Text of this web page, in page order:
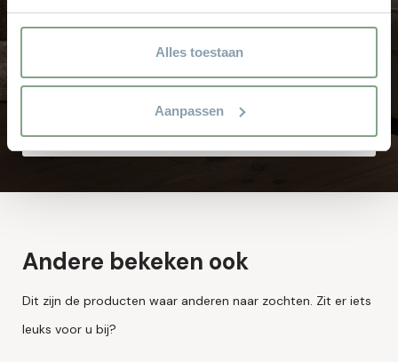
Voor meer informatie en het aanpassen van uw keuze op
onze website verwijzen wij u naar onze
Alles toestaan
Aanpassen
Gratis parkeren
Grote keus voor iedere doelgroep
Sinds 1968
8.000 m² met alle soorten stylen meubelen
Andere bekeken ook
Dit zijn de producten waar anderen naar zochten. Zit er iets
leuks voor u bij?